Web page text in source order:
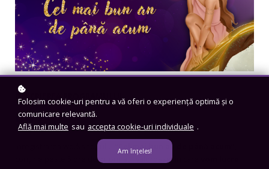
DESCRIEREA PROGRAMULUI
99 €
Înregistrarea workshopului “Cel mai bun an de până acum”
conține peste 5 ore de informații valoroase, în care
Folosim cookie-uri pentru a vă oferi o experiență optimă și o
comunicare relevantă.
Află mai multe sau accepta cookie-uri individuale .
Am înțeles!